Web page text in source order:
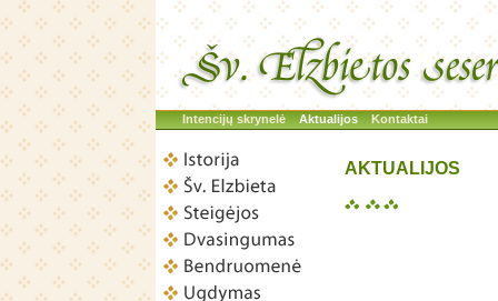
Intencijų skrynelė Aktualijos Kontaktai
AKTUALIJOS